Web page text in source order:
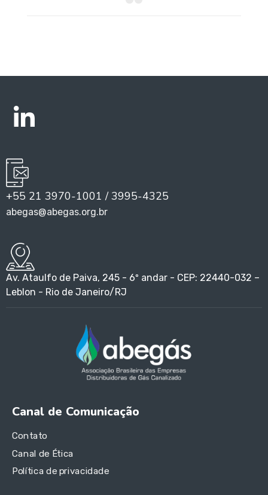
+55 21 3970-1001 / 3995-4325
abegas@abegas.org.br
Av. Ataulfo de Paiva, 245 - 6º andar - CEP: 22440-032 –
Leblon - Rio de Janeiro/RJ
Canal de Comunicação
Contato
Canal de Ética
Política de privacidade